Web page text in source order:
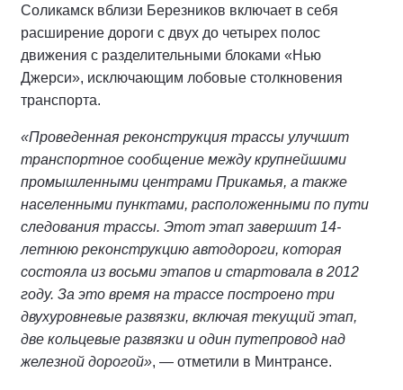
Соликамск вблизи Березников включает в себя
расширение дороги с двух до четырех полос
движения с разделительными блоками «Нью
Джерси», исключающим лобовые столкновения
транспорта.
«Проведенная реконструкция трассы улучшит
транспортное сообщение между крупнейшими
промышленными центрами Прикамья, а также
населенными пунктами, расположенными по пути
следования трассы. Этот этап завершит 14-
летнюю реконструкцию автодороги, которая
состояла из восьми этапов и стартовала в 2012
году. За это время на трассе построено три
двухуровневые развязки, включая текущий этап,
две кольцевые развязки и один путепровод над
железной дорогой», — отметили в Минтрансе.